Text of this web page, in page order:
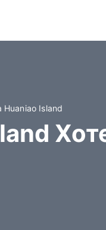
Huaniao Island